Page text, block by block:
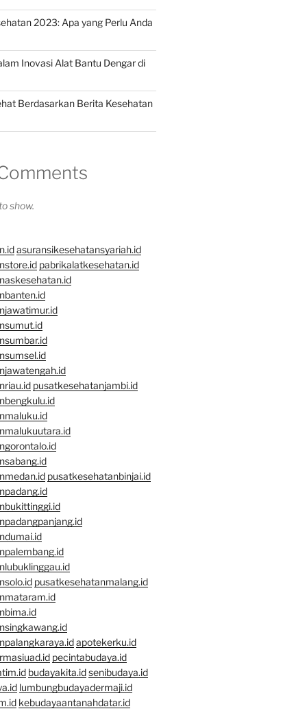
2023: Apa yang Perlu Anda
Inovasi Alat Bantu Dengar di
Berdasarkan Berita Kesehatan
show.
asuransikesehatansyariah.id
pabrikalatkesehatan.id
pusatkesehatanjambi.id
pusatkesehatanbinjai.id
pusatkesehatanmalang.id
apotekerku.id
pecintabudaya.id
budayakita.id senibudaya.id
lumbungbudayadermaji.id
kebudayaantanahdatar.id